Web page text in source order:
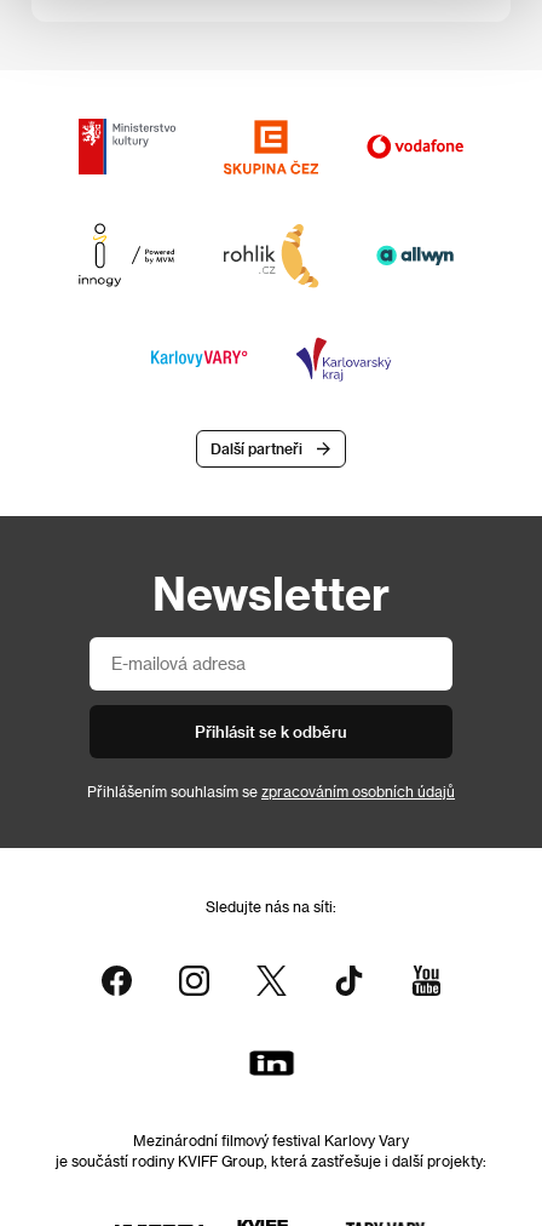
Další partneři
Newsletter
Přihlásit se k odběru
Přihlášením souhlasím se zpracováním osobních údajů
Sledujte nás na síti:
Mezinárodní filmový festival Karlovy Vary
je součástí rodiny KVIFF Group, která zastřešuje i další projekty: